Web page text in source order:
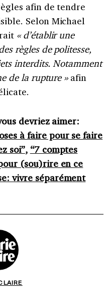
afin de tendre
Selon Michael
« d’établir une
règles de politesse,
interdits. Notamment
de la rupture »afin
devriez aimer:
à faire pour se faire
soi”, “7 comptes
(sou)rire en ce
vivre séparément